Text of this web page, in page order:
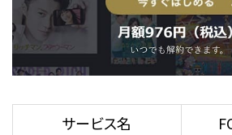
サービス名